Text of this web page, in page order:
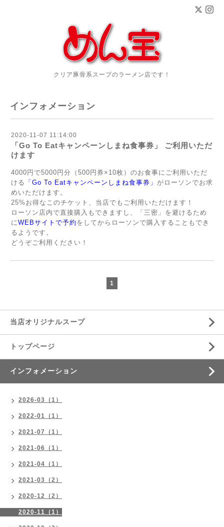
クリア豚骨系スープのラーメン店です！
インフォメーション
2020-11-07 11:14:00
「Go To Eatキャンペーンしまね食事券」 ご利用いただ
けます
4000円で5000円分（500円券×10枚）のお食事にご利用いただ
ける 「Go To Eatキャンペーンしまね食事券」 がローソンでお求
めいただけます。
25%お得なこのチケット、当店でもご利用いただけます！
ローソン店内で直接購入もできますし、「三密」を避けるため
にWEBサイトで予約 をしてからローソンで購入することもでき
るようです。
どうぞご利用ください！
1
当店オリジナルスープ
トップページ
インフォメーション
2026-03（1）
2022-01（1）
2021-07（1）
2021-06（1）
2021-04（1）
2021-03（2）
2020-12（2）
2020-11（1）